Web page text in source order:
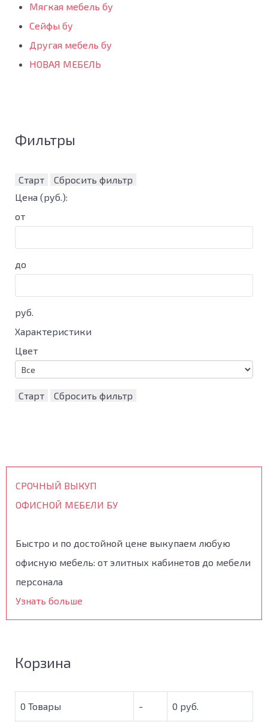
Мягкая мебель бу
Сейфы бу
Другая мебель бу
НОВАЯ МЕБЕЛЬ
Фильтры
Старт
Сбросить фильтр
Цена (руб.):
от
до
руб.
Характеристики
Цвет
Старт Сбросить фильтр
СРОЧНЫЙ ВЫКУП
ОФИСНОЙ МЕБЕЛИ БУ
Быстро и по достойной цене выкупаем любую
офисную мебель: от элитных кабинетов до мебели
персонала
Узнать больше
Корзина
0 Товары - 0 руб.